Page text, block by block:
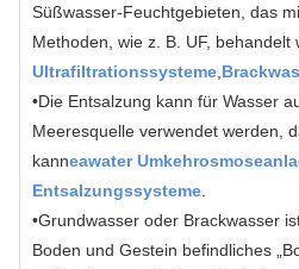
Süßwasser-Feuchtgebieten, das
Methoden, wie z. B. UF, behandelt
Ultrafiltrationssysteme
•Die Entsalzung kann für Wasser
Meeresquelle verwendet werden,
kanneawater
Entsalzungssysteme
•Grundwasser oder Brackwasser
Boden und Gestein befindliches